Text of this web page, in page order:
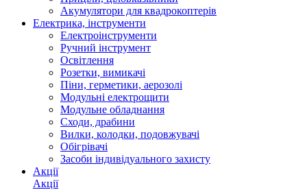
Акумулятори для квадрокоптерів
Електрика, інструменти
Електроінструменти
Ручний інструмент
Освітлення
Розетки, вимикачі
Піни, герметики, аерозолі
Модульні електрощити
Модульне обладнання
Сходи, драбини
Вилки, колодки, подовжувачі
Обігрівачі
Засоби індивідуального захисту
Акції
Акції